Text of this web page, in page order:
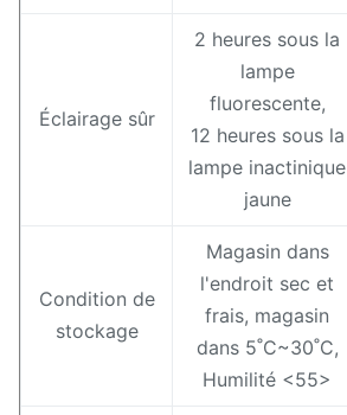
Éclairage sûr
2 heures sous la
lampe
fluorescente,
12 heures sous la
lampe inactinique
jaune
Condition de
stockage
Magasin dans
l'endroit sec et
frais, magasin
dans 5˚C~30˚C,
Humilité <55>